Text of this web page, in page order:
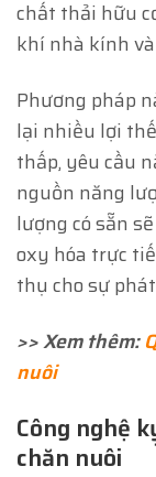
chất thải hữu
khí nhà kính
Phương pháp
lại nhiều lợi
thấp, yêu cầu
nguồn năng
lượng có sẵn
oxy hóa trực
thụ cho sự
>> Xem thêm:
nuôi
Công nghệ
chăn nuôi